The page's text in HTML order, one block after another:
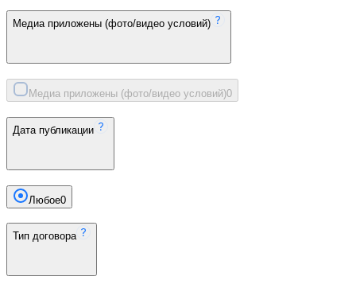
Медиа приложены (фото/видео условий)
Медиа приложены (фото/видео условий)0
Дата публикации
Любое0
Тип договора